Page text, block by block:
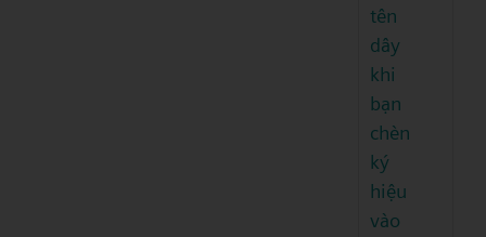
tên
dây
khi
bạn
chèn
ký
hiệu
vào